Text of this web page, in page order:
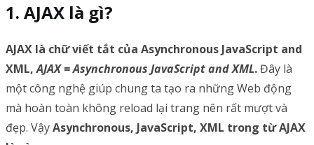
AJAX là gì?
AJAX là chữ viết tắt của Asynchronous JavaScript and
XML,AJAX = Asynchronous JavaScript and XML.Đây là
một công nghệ giúp chung ta tạo ra những Web động
mà hoàn toàn không reload lại trang nên rất mượt và
đẹp. VậyAsynchronous, JavaScript, XML trong từ AJAX